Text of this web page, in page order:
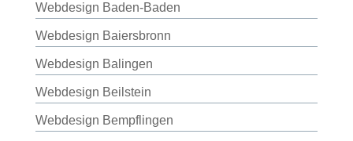
Webdesign Baden-Baden
Webdesign Baiersbronn
Webdesign Balingen
Webdesign Beilstein
Webdesign Bempflingen